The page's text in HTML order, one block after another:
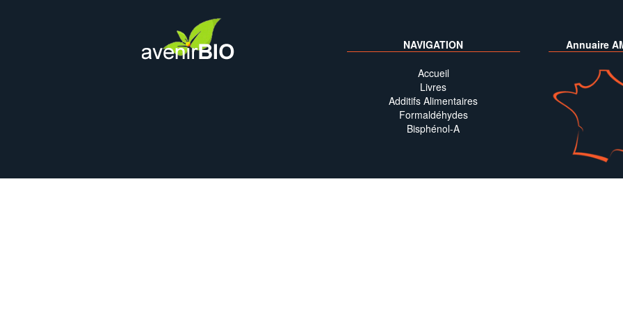
NAVIGATION
Accueil
Livres
Additifs Alimentaires
Formaldéhydes
Bisphénol-A
Annuaire